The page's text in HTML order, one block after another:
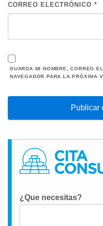
CORREO ELECTRÓNICO *
GUARDA MI NOMBRE, CORREO
NAVEGADOR PARA LA PRÓXIMA
¿Que necesitas?